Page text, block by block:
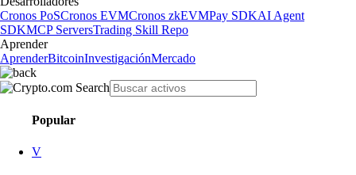
Cronos PoSCronos EVMCronos zkEVMPay SDKAI Agent
SDKMCP ServersTrading Skill Repo
Aprender
AprenderBitcoinInvestigaciónMercado
Popular
V